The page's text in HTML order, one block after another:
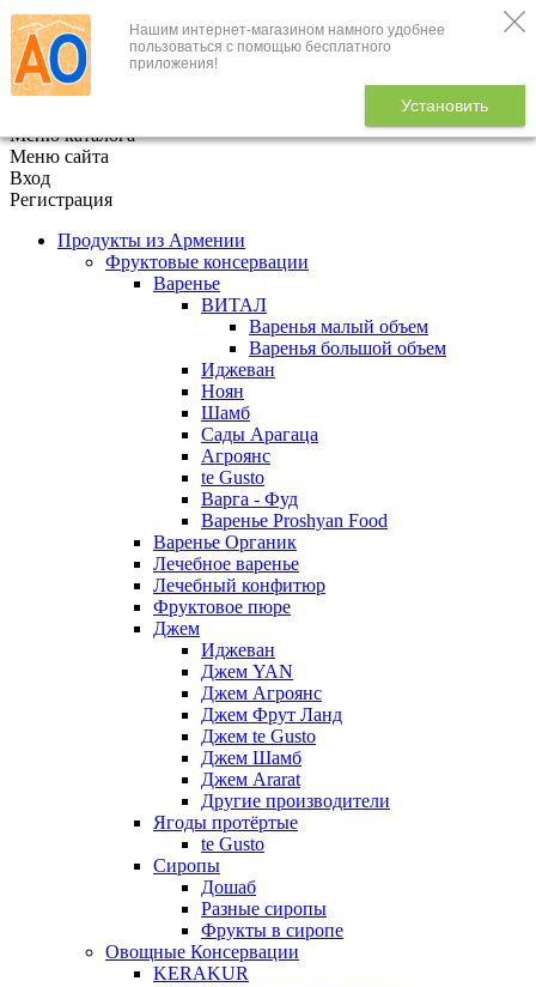
Нашим интернет-магазином намного удобнее
пользоваться с помощью бесплатного
приложения!
Установить
+7 (495) 646-888-1
В корзине
Меню каталога
Меню сайта
Вход
Регистрация
Продукты из Армении
Фруктовые консервации
Варенье
ВИТАЛ
Варенья малый объем
Варенья большой объем
Иджеван
Ноян
Шамб
Сады Арагаца
Агроянс
te Gusto
Варга - Фуд
Варенье Proshyan Food
Варенье Органик
Лечебное варенье
Лечебный конфитюр
Фруктовое пюре
Джем
Иджеван
Джем YAN
Джем Агроянс
Джем Фрут Ланд
Джем te Gusto
Джем Шамб
Джем Ararat
Другие производители
Ягоды протёртые
te Gusto
Сиропы
Дошаб
Разные сиропы
Фрукты в сиропе
Овощные Консервации
KERAKUR